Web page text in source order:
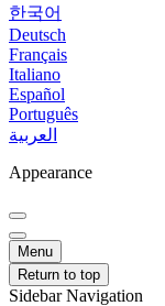
한국어
Deutsch
Français
Italiano
Español
Português
العربية
Appearance
Menu
Return to top
Sidebar Navigation